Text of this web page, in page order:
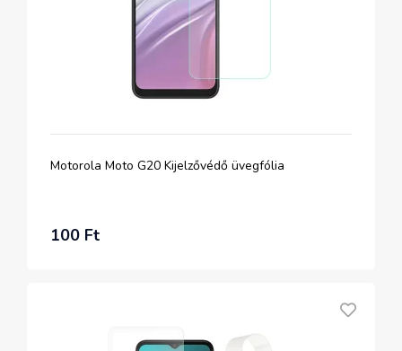
Motorola Moto G20 Kijelzővédő üvegfólia
100 Ft